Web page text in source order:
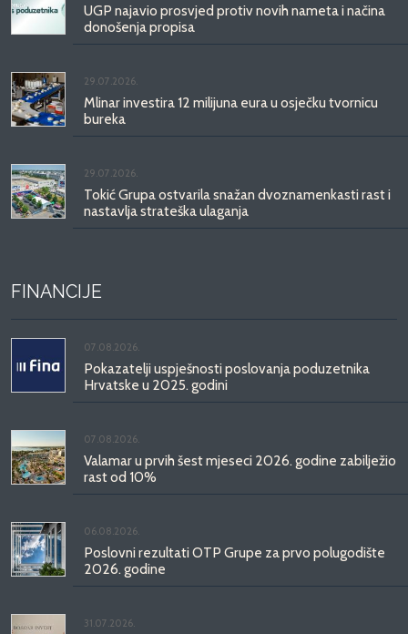
UGP najavio prosvjed protiv novih nameta i načina
donošenja propisa
29.07.2026.
Mlinar investira 12 milijuna eura u osječku tvornicu
bureka
29.07.2026.
Tokić Grupa ostvarila snažan dvoznamenkasti rast i
nastavlja strateška ulaganja
FINANCIJE
07.08.2026.
Pokazatelji uspješnosti poslovanja poduzetnika
Hrvatske u 2025. godini
07.08.2026.
Valamar u prvih šest mjeseci 2026. godine zabilježio
rast od 10%
06.08.2026.
Poslovni rezultati OTP Grupe za prvo polugodište
2026. godine
31.07.2026.